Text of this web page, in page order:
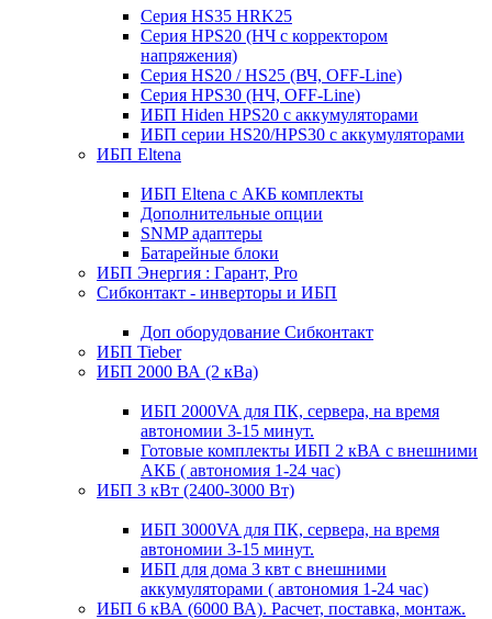
Серия HS35 HRK25
Серия HPS20 (НЧ с корректором
напряжения)
Серия HS20 / HS25 (ВЧ, OFF-Line)
Серия HPS30 (НЧ, OFF-Line)
ИБП Hiden HPS20 с аккумуляторами
ИБП серии HS20/HPS30 с аккумуляторами
ИБП Eltena
ИБП Eltena с АКБ комплекты
Дополнительные опции
SNMP адаптеры
Батарейные блоки
ИБП Энергия : Гарант, Pro
Сибконтакт - инверторы и ИБП
Доп оборудование Сибконтакт
ИБП Tieber
ИБП 2000 ВА (2 кВа)
ИБП 2000VA для ПК, сервера, на время
автономии 3-15 минут.
Готовые комплекты ИБП 2 кВА с внешними
АКБ ( автономия 1-24 час)
ИБП 3 кВт (2400-3000 Вт)
ИБП 3000VA для ПК, сервера, на время
автономии 3-15 минут.
ИБП для дома 3 квт с внешними
аккумуляторами ( автономия 1-24 час)
ИБП 6 кВА (6000 ВА). Расчет, поставка, монтаж.